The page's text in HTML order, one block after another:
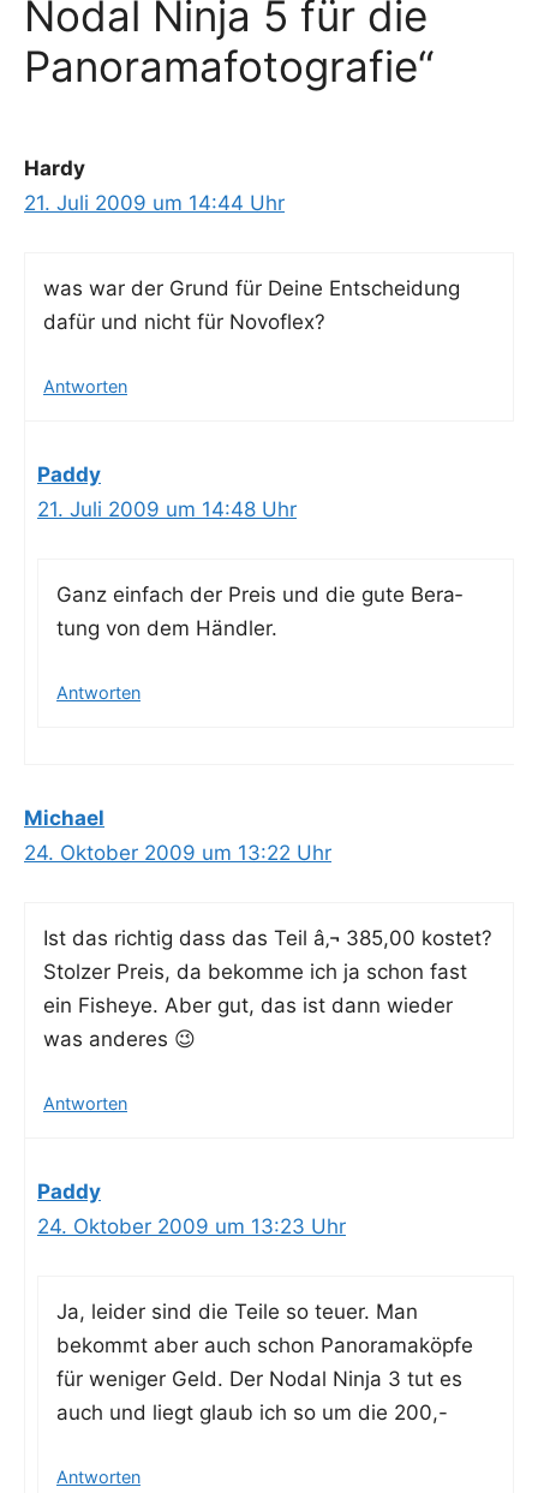
Nodal Ninja 5 für die
Panoramafotografie“
Hardy
21. Juli 2009 um 14:44 Uhr
was war der Grund für Dei­ne Ent­schei­dung
dafür und nicht für Novoflex?
Antworten
Paddy
21. Juli 2009 um 14:48 Uhr
Ganz ein­fach der Preis und die gute Bera­
tung von dem Händler.
Antworten
Michael
24. Oktober 2009 um 13:22 Uhr
Ist das rich­tig dass das Teil â‚¬ 385,00 kos­tet?
Stol­zer Preis, da bekom­me ich ja schon fast
ein Fishe­ye. Aber gut, das ist dann wie­der
was anderes 😉
Antworten
Paddy
24. Oktober 2009 um 13:23 Uhr
Ja, lei­der sind die Tei­le so teu­er. Man
bekommt aber auch schon Pan­ora­ma­köp­fe
für weni­ger Geld. Der Nodal Nin­ja 3 tut es
auch und liegt glaub ich so um die 200,-
Antworten